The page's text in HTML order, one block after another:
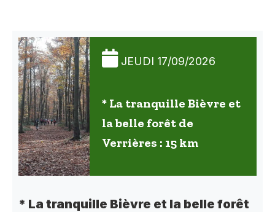
JEUDI 17/09/2026
* La tranquille Bièvre et
la belle forêt de
Verrières : 15 km
* La tranquille Bièvre et la belle forêt